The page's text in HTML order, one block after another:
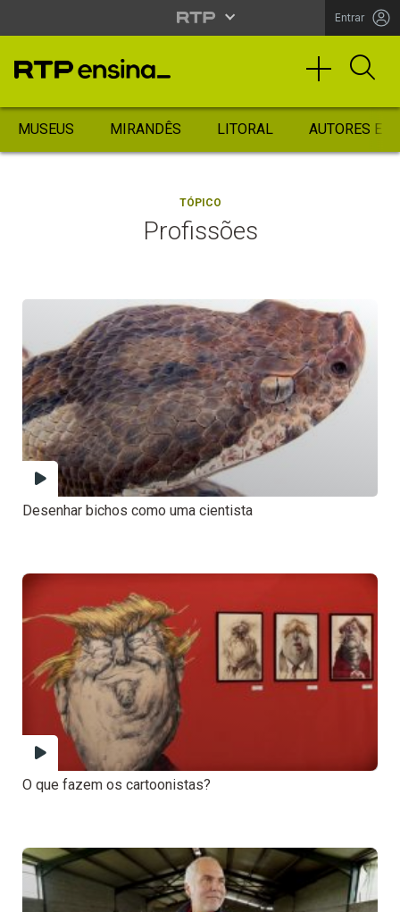
Entrar
MUSEUS MIRANDÊS LITORAL AUTORES
TÓPICO
Profissões
Desenhar bichos como uma cientista
O que fazem os cartoonistas?